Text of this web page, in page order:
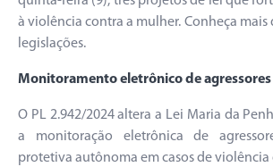
à violência contra a mulher. Conheça mais
legislações.
Monitoramento eletrônico de agressores
O PL 2.942/2024 altera a Lei Maria da
a monitoração eletrônica de
protetiva autônoma em casos de violência